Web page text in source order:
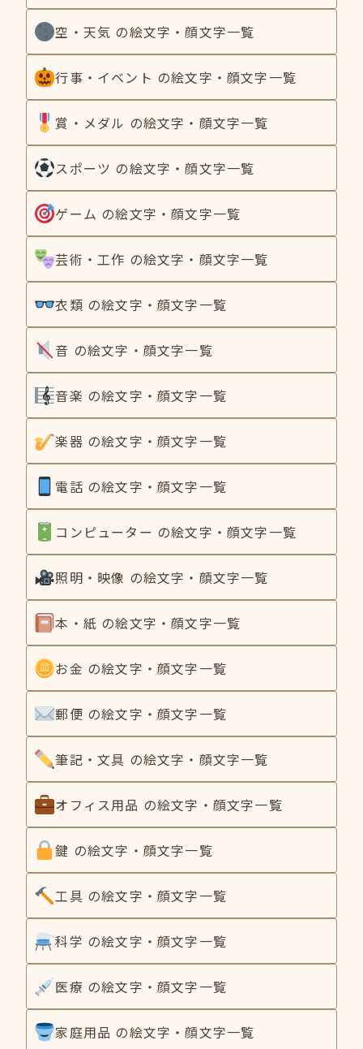
空・天気 の絵文字・顔文字一覧
行事・イベント の絵文字・顔文字一覧
賞・メダル の絵文字・顔文字一覧
スポーツ の絵文字・顔文字一覧
ゲーム の絵文字・顔文字一覧
芸術・工作 の絵文字・顔文字一覧
衣類 の絵文字・顔文字一覧
音 の絵文字・顔文字一覧
音楽 の絵文字・顔文字一覧
楽器 の絵文字・顔文字一覧
電話 の絵文字・顔文字一覧
コンピューター の絵文字・顔文字一覧
照明・映像 の絵文字・顔文字一覧
本・紙 の絵文字・顔文字一覧
お金 の絵文字・顔文字一覧
郵便 の絵文字・顔文字一覧
筆記・文具 の絵文字・顔文字一覧
オフィス用品 の絵文字・顔文字一覧
鍵 の絵文字・顔文字一覧
工具 の絵文字・顔文字一覧
科学 の絵文字・顔文字一覧
医療 の絵文字・顔文字一覧
家庭用品 の絵文字・顔文字一覧